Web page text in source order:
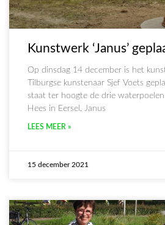
Kunstwerk ‘Janus’
Op dinsdag 14 december is het
Tilburgse kunstenaar Sjef Voets
staat ter hoogte de drie
Hees in Eersel. Janus
LEES MEER »
15 december 2021